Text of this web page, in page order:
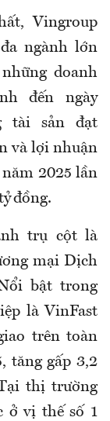
Vingroup
ngành lớn
doanh
đến ngày
tài sản đạt
và lợi nhuận
2025 lần
đồng.
trụ cột là
mại Dịch
bật trong
là VinFast
trên toàn
tăng gấp 3,2
thị trường
ở vị thế số 1